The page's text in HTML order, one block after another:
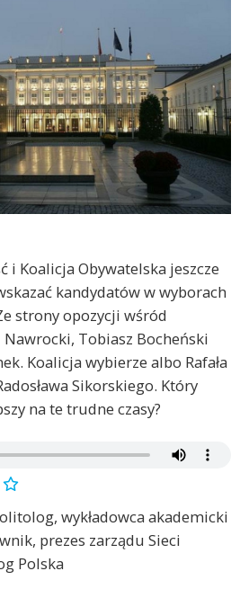
i Koalicja Obywatelska jeszcze
kandydatów w wyborach
strony opozycji wśród
Tobiasz Bocheński
Koalicja wybierze albo Rafała
Sikorskiego. Który
na te trudne czasy?
wykładowca akademicki
prezes zarządu Sieci
Polska